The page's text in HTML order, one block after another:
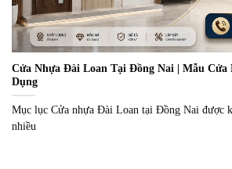
Cửa Nhựa Đài Loan Tại Đồng Nai | Mẫu Cửa
Dụng
Mục lục Cửa nhựa Đài Loan tại Đồng Nai được
nhiều